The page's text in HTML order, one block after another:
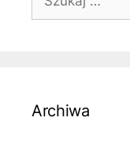
Archiwa